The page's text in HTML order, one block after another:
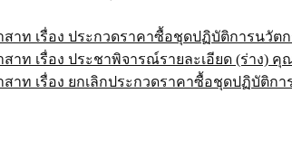
าท เรื่อง ประกวดราคาซื้อชุดปฏิบัติการนวัตก
าท เรื่อง ประชาพิจารณ์รายละเอียด (ร่าง)
าท เรื่อง ยกเลิกประกวดราคาซื้อชุดปฏิบัติก